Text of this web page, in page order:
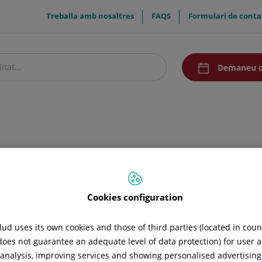
menuTop
Treballa amb nosaltres FAQS Formulari de
menuAcceso
Demaneu
Cookies configuration
uses its own cookies and those of third parties (located in
not guarantee an adequate level of data protection) for user
improving services and showing personalised